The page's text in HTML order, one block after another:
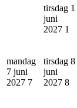
tirsdag 1
juni
2027 1
mandag
7 juni
2027 7
tirsdag 8
juni
2027 8